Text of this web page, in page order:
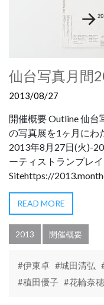
仙台写真月間
2013/08/27
開催概要 Outline 仙
の写真展を1ヶ月にわ
2013年8月27日(火)-
ーティストランプレ
Sitehttps://
READ MORE
2013 開催概要
#伊東卓 #城田清弘
#稙田優子 #花輪奈穂